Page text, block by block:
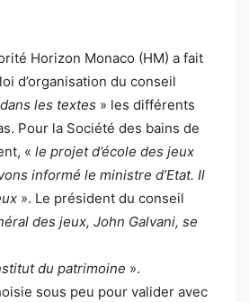
Horizon Monaco (HM) a fait
d’organisation du conseil
les textes » les différents
Pour la Société des bains de
« le projet d’école des jeux
informé le ministre d’Etat. Il
». Le président du conseil
des jeux, John Galvani, se
du patrimoine ».
sous peu pour valider avec